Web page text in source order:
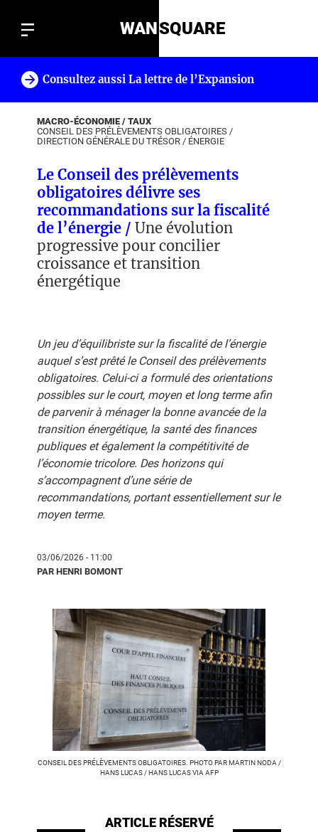
WANSQUARE
Consultez aussi La lettre de l’Expansion
MACRO-ÉCONOMIE / TAUX
CONSEIL DES PRÉLÈVEMENTS OBLIGATOIRES /
DIRECTION GÉNÉRALE DU TRÉSOR / ÉNERGIE
Le Conseil des prélèvements
obligatoires délivre ses
recommandations sur la fiscalité
de l’énergie / Une évolution
progressive pour concilier
croissance et transition
énergétique
Un jeu d’équilibriste sur la fiscalité de l’énergie
auquel s’est prêté le Conseil des prélèvements
obligatoires. Celui-ci a formulé des orientations
possibles sur le court, moyen et long terme afin
de parvenir à ménager la bonne avancée de la
transition énergétique, la santé des finances
publiques et également la compétitivité de
l’économie tricolore. Des horizons qui
s’accompagnent d’une série de
recommandations, portant essentiellement sur le
moyen terme.
03/06/2026 - 11:00
PAR HENRI BOMONT
CONSEIL DES PRÉLÈVEMENTS OBLIGATOIRES. PHOTO PAR MARTIN NODA /
HANS LUCAS / HANS LUCAS VIA AFP
ARTICLE RÉSERVÉ